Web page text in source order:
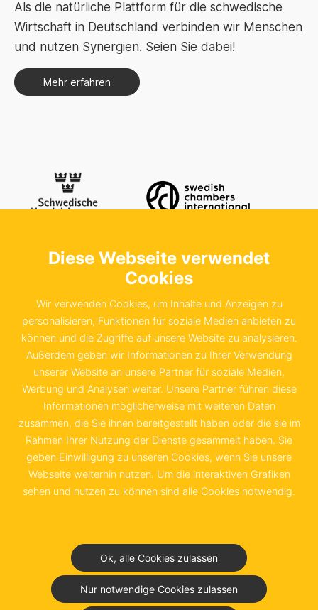
Als die natürliche Plattform für die schwedische
Wirtschaft in Deutschland verbinden wir Menschen
und nutzen Synergien. Seien Sie dabei!
Mehr erfahren
Kontaktieren Sie uns
Schwedische Handelskammer in der
Sachsenstraße 6
20097 Hamburg
+49 40 655 874 0
info@schwedenkammer.de
Kontakt Impressum
Nutzungsbedingungen
Junior Chamber Club
Diese Webseite verwendet
Cookies
Wir verwenden Cookies, um Inhalte und Anzeigen zu
personalisieren, Funktionen für soziale Medien anbieten zu
können und die Zugriffe auf unsere Website zu analysieren.
Außerdem geben wir Informationen zu Ihrer Verwendung
unserer Website an unsere Partner für soziale Medien,
Werbung und Analysen weiter. Unsere Partner führen diese
Informationen möglicherweise mit weiteren Daten
zusammen, die Sie ihnen bereitgestellt haben oder die sie im
Rahmen Ihrer Nutzung der Dienste gesammelt haben. Sie
geben Einwilligung zu unseren Cookies, wenn Sie unsere
Webseite weiterhin nutzen. Um die interaktiven Grafiken
sehen und nutzen zu können sind alle Cookies notwendig.
Ok, alle Cookies zulassen
Nur notwendige Cookies zulassen